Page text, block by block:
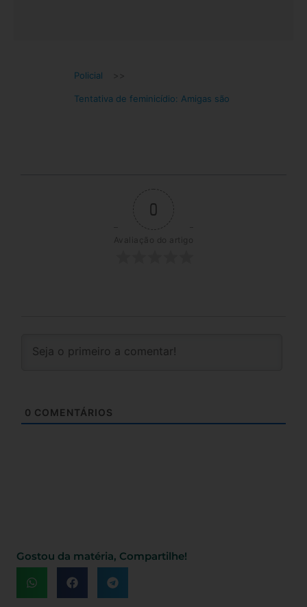
Policial >>
Tentativa de feminicídio: Amigas são
0
Avaliação do artigo
0 COMENTÁRIOS
Gostou da matéria, Compartilhe!